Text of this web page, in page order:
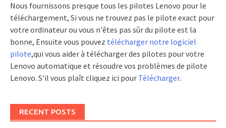
Nous fournissons presque tous les pilotes Lenovo pour le
téléchargement, Si vous ne trouvez pas le pilote exact pour
votre ordinateur ou vous n'êtes pas sûr du pilote est la
bonne, Ensuite vous pouvez télécharger notre logiciel
pilote,qui vous aider à télécharger des pilotes pour votre
Lenovo automatique et résoudre vos problèmes de pilote
Lenovo. S'il vous plaît cliquez ici pour Télécharger.
RECENT POSTS